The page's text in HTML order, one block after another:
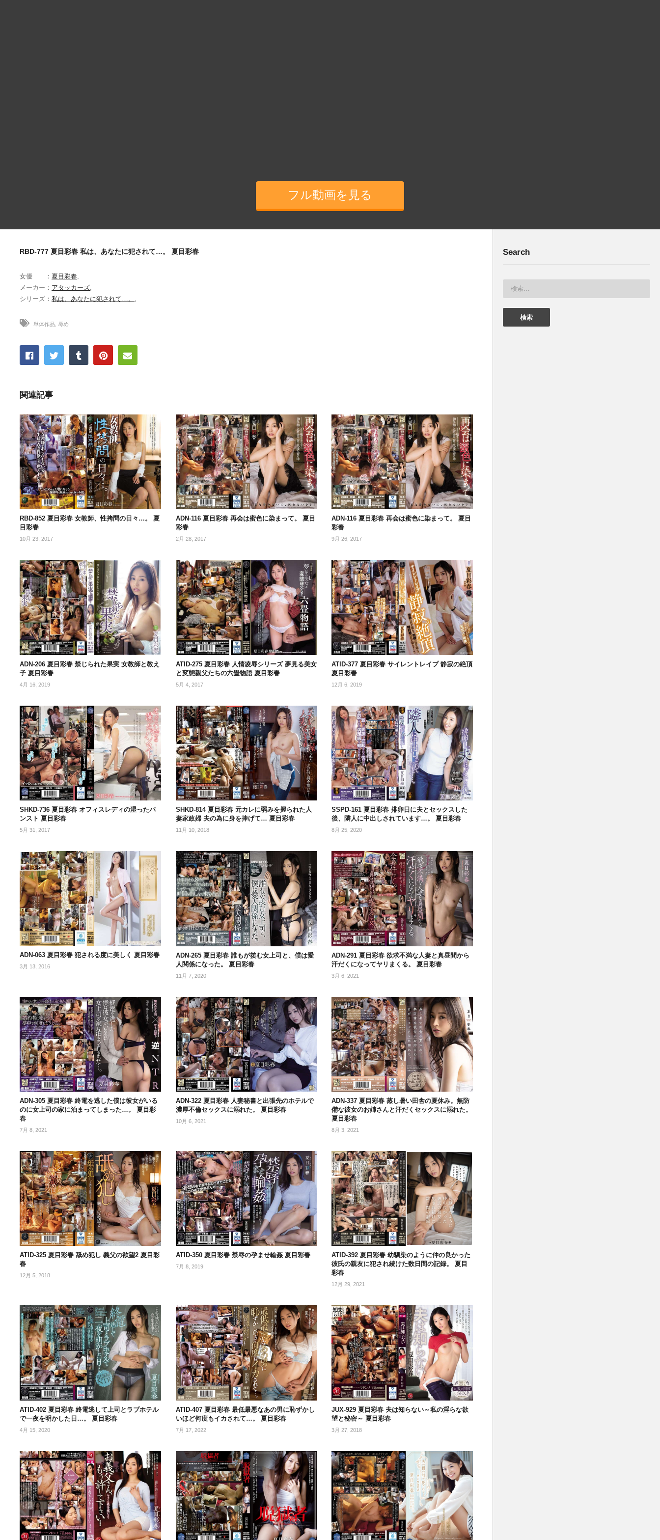
フル動画を見る
RBD-777 夏目彩春 私は、あなたに犯されて…。 夏目彩春
女優 ： 夏目彩春
メーカー： アタッカーズ
シリーズ： 私は、あなたに犯されて…。
単体作品 辱め
関連記事
RBD-852 夏目彩春 女教師、性拷問の日々…。 夏
目彩春
10月 23, 2017
ADN-116 夏目彩春 再会は蜜色に染まって。 夏目
彩春
2月 28, 2017
ADN-116 夏目彩春 再会は蜜色に染まって。 夏目
彩春
9月 26, 2017
ADN-206 夏目彩春 禁じられた果実 女教師と教え
子 夏目彩春
4月 16, 2019
ATID-275 夏目彩春 人情凌辱シリーズ 夢見る美女
と変態親父たちの六畳物語 夏目彩春
5月 4, 2017
ATID-377 夏目彩春 サイレントレイプ 静寂の絶頂
夏目彩春
12月 6, 2019
SHKD-736 夏目彩春 オフィスレディの湿ったパ
ンスト 夏目彩春
5月 31, 2017
SHKD-814 夏目彩春 元カレに弱みを握られた人
妻家政婦 夫の為に身を捧げて… 夏目彩春
11月 10, 2018
SSPD-161 夏目彩春 排卵日に夫とセックスした
後、隣人に中出しされています…。 夏目彩春
8月 25, 2020
ADN-063 夏目彩春 犯される度に美しく 夏目彩春
3月 13, 2016
ADN-265 夏目彩春 誰もが羨む女上司と、僕は愛
人関係になった。 夏目彩春
11月 7, 2020
ADN-291 夏目彩春 欲求不満な人妻と真昼間から
汗だくになってヤリまくる。 夏目彩春
3月 6, 2021
ADN-305 夏目彩春 終電を逃した僕は彼女がいる
のに女上司の家に泊まってしまった…。 夏目彩
春
7月 8, 2021
ADN-322 夏目彩春 人妻秘書と出張先のホテルで
濃厚不倫セックスに溺れた。 夏目彩春
10月 6, 2021
ADN-337 夏目彩春 蒸し暑い田舎の夏休み。無防
備な彼女のお姉さんと汗だくセックスに溺れた。
夏目彩春
8月 3, 2021
ATID-325 夏目彩春 舐め犯し 義父の欲望2 夏目彩
春
12月 5, 2018
ATID-350 夏目彩春 禁辱の孕ませ輪姦 夏目彩春
7月 8, 2019
ATID-392 夏目彩春 幼馴染のように仲の良かった
彼氏の親友に犯され続けた数日間の記録。 夏目
彩春
12月 29, 2021
ATID-402 夏目彩春 終電逃して上司とラブホテル
で一夜を明かした日…。 夏目彩春
4月 15, 2020
ATID-407 夏目彩春 最低最悪なあの男に恥ずかし
いほど何度もイカされて…。 夏目彩春
7月 17, 2022
JUX-929 夏目彩春 夫は知らない～私の淫らな欲
望と秘密～ 夏目彩春
3月 27, 2018
Search